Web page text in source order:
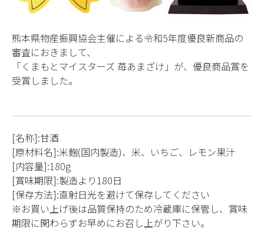
熊本県物産振興協会主催による令和5年度優良新商品の
審査におきまして、
「くまもとマイスターズ 苺あまざけ」が、優良商品賞を
受賞しました。
[名称]:甘酒
[原材料名]:米麹(国内製造)、米、いちご、レモン果汁
[内容量]:180g
[賞味期限]:製造より180日
[保存方法]:直射日光を避けて保存してください
※お買い上げ後は品質保持のため冷蔵庫に保管し、賞味
期限に関わらずお早めにお召し上がり下さい。